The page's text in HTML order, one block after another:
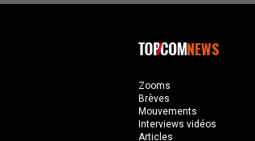
NEWS
Zooms
Brèves
Mouvements
Interviews vidéos
Articles